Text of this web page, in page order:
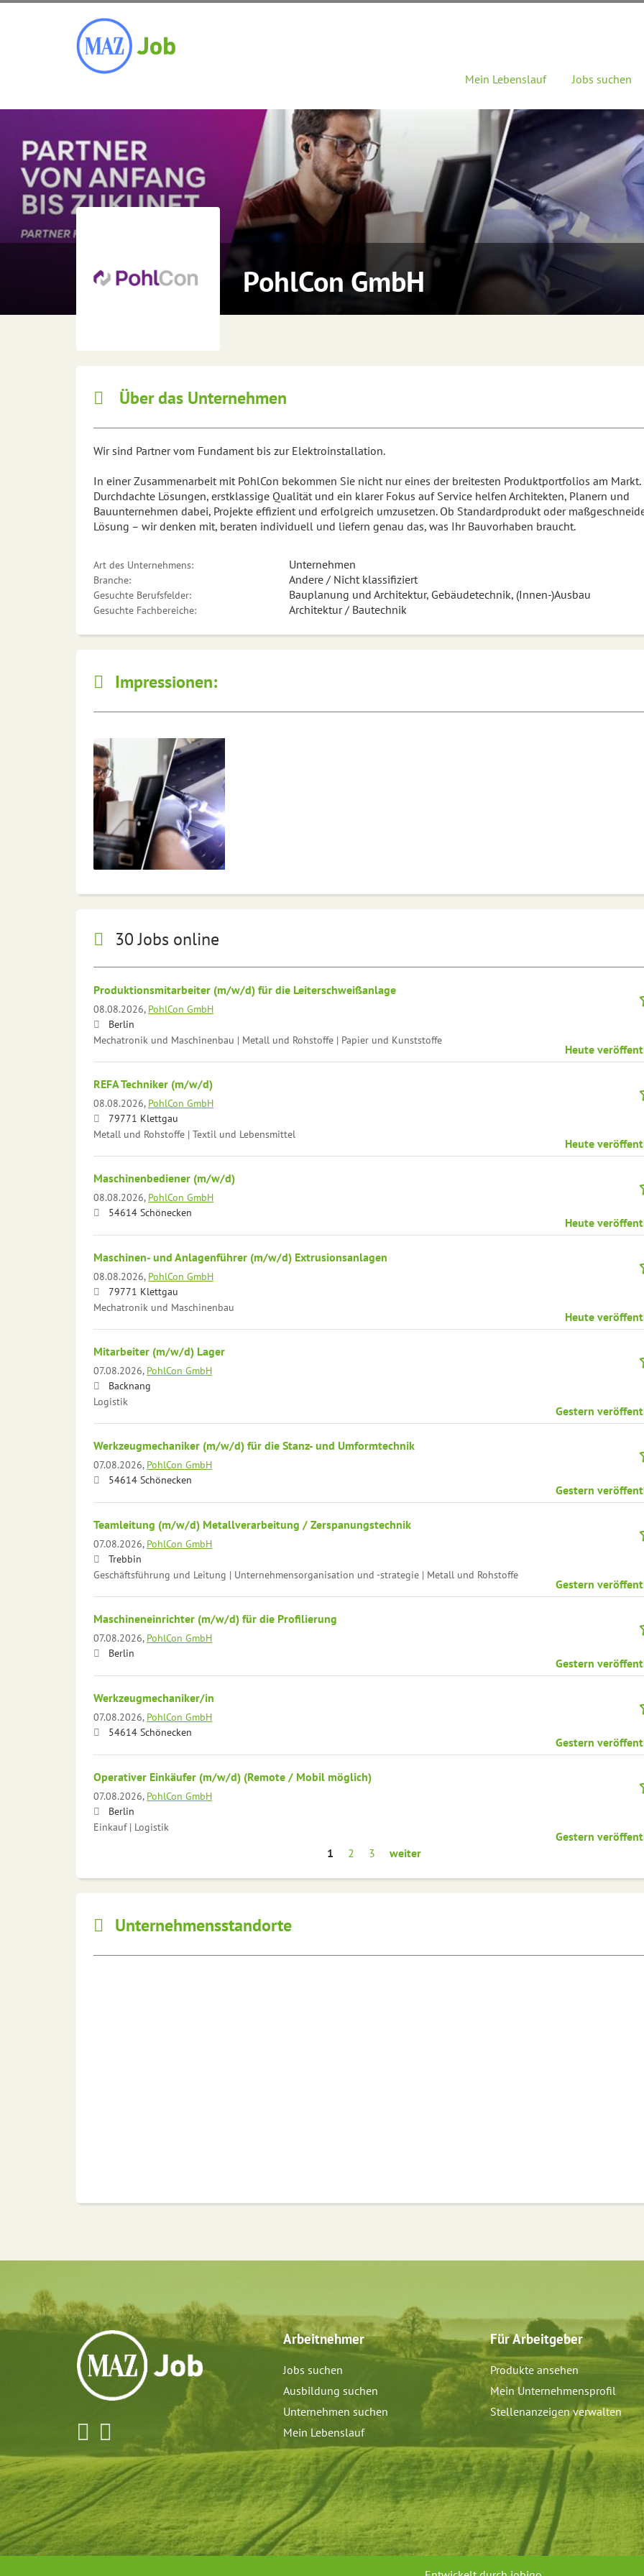
Mein Lebenslauf Jobs suchen
PohlCon GmbH
Über das Unternehmen
Wir sind Partner vom Fundament bis zur Elektroinstallation.
In einer Zusammenarbeit mit PohlCon bekommen Sie nicht nur eines der breitesten Produktportfolios am Markt.
Durchdachte Lösungen, erstklassige Qualität und ein klarer Fokus auf Service helfen Architekten, Planern und
Bauunternehmen dabei, Projekte effizient und erfolgreich umzusetzen. Ob Standardprodukt oder
Lösung – wir denken mit, beraten individuell und liefern genau das, was Ihr Bauvorhaben braucht.
Art des Unternehmens: Unternehmen
Branche: Andere / Nicht klassifiziert
Gesuchte Berufsfelder: Bauplanung und Architektur, Gebäudetechnik, (Innen-)Ausbau
Gesuchte Fachbereiche: Architektur / Bautechnik
Impressionen:
30 Jobs online
Produktionsmitarbeiter (m/w/d) für die Leiterschweißanlage
08.08.2026, PohlCon GmbH
Berlin
Mechatronik und Maschinenbau | Metall und Rohstoffe | Papier und Kunststoffe
Heute
REFA Techniker (m/w/d)
08.08.2026, PohlCon GmbH
79771 Klettgau
Metall und Rohstoffe | Textil und Lebensmittel
Heute
Maschinenbediener (m/w/d)
08.08.2026, PohlCon GmbH
54614 Schönecken
Heute
Maschinen- und Anlagenführer (m/w/d) Extrusionsanlagen
08.08.2026, PohlCon GmbH
79771 Klettgau
Mechatronik und Maschinenbau
Heute
Mitarbeiter (m/w/d) Lager
07.08.2026, PohlCon GmbH
Backnang
Logistik
Gestern
Werkzeugmechaniker (m/w/d) für die Stanz- und Umformtechnik
07.08.2026, PohlCon GmbH
54614 Schönecken
Gestern
Teamleitung (m/w/d) Metallverarbeitung / Zerspanungstechnik
07.08.2026, PohlCon GmbH
Trebbin
Geschäftsführung und Leitung | Unternehmensorganisation und -strategie | Metall und Rohstoffe
Gestern
Maschineneinrichter (m/w/d) für die Profilierung
07.08.2026, PohlCon GmbH
Berlin
Gestern
Werkzeugmechaniker/in
07.08.2026, PohlCon GmbH
54614 Schönecken
Gestern
Operativer Einkäufer (m/w/d) (Remote / Mobil möglich)
07.08.2026, PohlCon GmbH
Berlin
Einkauf | Logistik
Gestern
1
2 3 weiter
Unternehmensstandorte
Arbeitnehmer
Jobs suchen
Ausbildung suchen
Unternehmen suchen
Mein Lebenslauf
Für Arbeitgeber
Produkte ansehen
Mein Unternehmensprofil
Stellenanzeigen verwalten